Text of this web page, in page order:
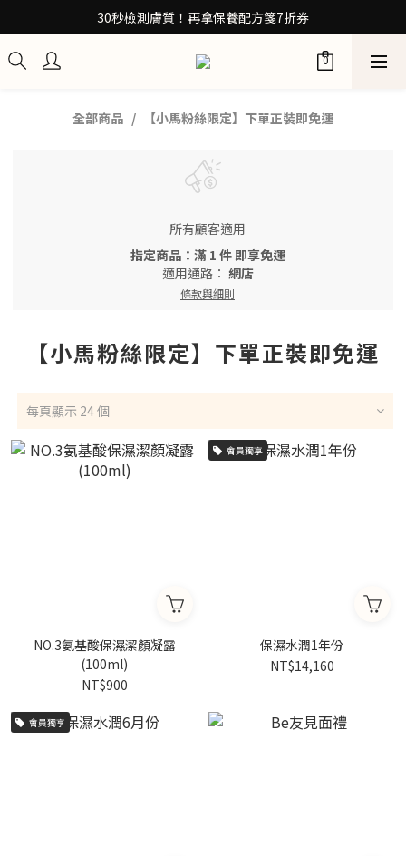
30秒檢測膚質！再拿保養配方箋7折券
30秒檢測膚質！再拿保養配方箋7折券
30秒檢測膚質！再拿保養配方箋7折券
全部商品 【小馬粉絲限定】下單正裝即免運
所有顧客適用
指定商品：滿 1 件 即享免運
適用通路： 網店
條款與細則
【小馬粉絲限定】下單正裝即免運
每頁顯示 24 個
NO.3氨基酸保濕潔顏凝露
(100ml)
NT$900
會員獨享
保濕水潤1年份
NT$14,160
會員獨享